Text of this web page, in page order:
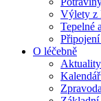
Výlety z
Tepelné
O léčebně